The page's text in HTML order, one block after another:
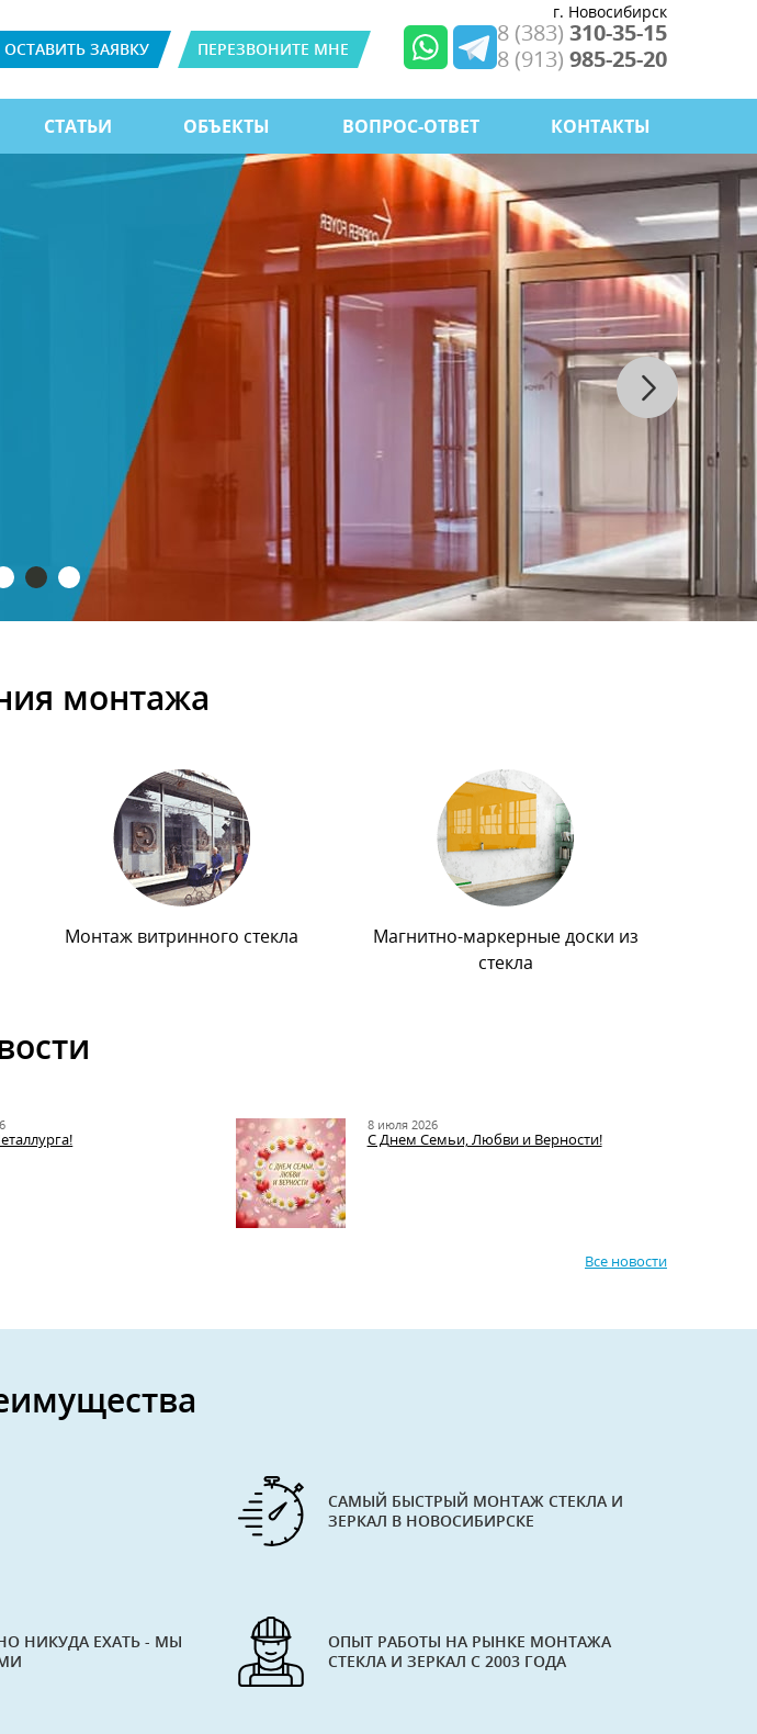
ОСТАВИТЬ ЗАЯВКУ ПЕРЕЗВОНИТЕ МНЕ
г. Новосибирск
8 (383) 310-35-15
8 (913) 985-25-20
СТАТЬИ ОБЪЕКТЫ ВОПРОС-ОТВЕТ КОНТАКТЫ
монтажа
Монтаж витринного стекла
Магнитно-маркерные доски из
стекла
8 июля 2026
С Днем Семьи, Любви и Верности!
Все новости
САМЫЙ БЫСТРЫЙ МОНТАЖ СТЕКЛА И
ЗЕРКАЛ В НОВОСИБИРСКЕ
НИКУДА ЕХАТЬ - МЫ
ОПЫТ РАБОТЫ НА РЫНКЕ МОНТАЖА
СТЕКЛА И ЗЕРКАЛ С 2003 ГОДА